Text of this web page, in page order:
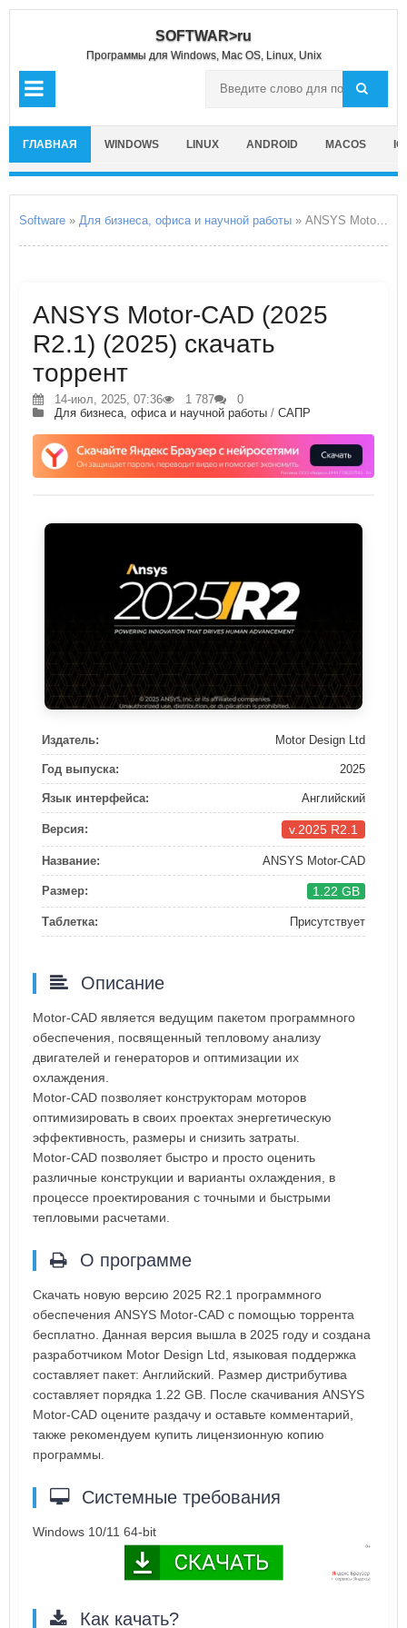
SOFTWAR>ru
Программы для Windows, Mac OS, Linux, Unix
ГЛАВНАЯ WINDOWS LINUX ANDROID MACOS
Software » Для бизнеса, офиса и научной работы » ANSYS Motor-CAD
ANSYS Motor-CAD (2025
R2.1) (2025) скачать
торрент
14-июл, 2025, 07:36 1 787
0
Для бизнеса, офиса и научной работы / САПР
Издатель: Motor Design Ltd
Год выпуска: 2025
Язык интерфейса: Английский
Версия: v.2025 R2.1
Название: ANSYS Motor-CAD
Размер: 1.22 GB
Таблетка: Присутствует
Описание
Motor-CAD является ведущим пакетом программного
обеспечения, посвященный тепловому анализу
двигателей и генераторов и оптимизации их
охлаждения.
Motor-CAD позволяет конструкторам моторов
оптимизировать в своих проектах энергетическую
эффективность, размеры и снизить затраты.
Motor-CAD позволяет быстро и просто оценить
различные конструкции и варианты охлаждения, в
процессе проектирования с точными и быстрыми
тепловыми расчетами.
О программе
Скачать новую версию 2025 R2.1 программного
обеспечения ANSYS Motor-CAD с помощью торрента
бесплатно. Данная версия вышла в 2025 году и создана
разработчиком Motor Design Ltd, языковая поддержка
составляет пакет: Английский. Размер дистрибутива
составляет порядка 1.22 GB. После скачивания ANSYS
Motor-CAD оцените раздачу и оставьте комментарий,
также рекомендуем купить лицензионную копию
программы.
Системные требования
Windows 10/11 64-bit
Как качать?